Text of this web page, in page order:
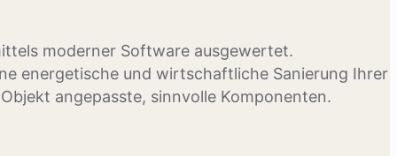
moderner Software ausgewertet.
energetische und wirtschaftliche Sanierung Ihrer
angepasste, sinnvolle Komponenten.